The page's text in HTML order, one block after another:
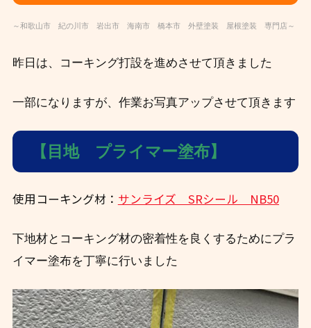
～和歌山市 紀の川市 岩出市 海南市 橋本市 外壁塗装 屋根塗装 専門店～
昨日は、コーキング打設を進めさせて頂きました
一部になりますが、作業お写真アップさせて頂きます
【目地 プライマー塗布】
使用コーキング材： サンライズ SRシール NB50
下地材とコーキング材の密着性を良くするためにプラ
イマー塗布を丁寧に行いました